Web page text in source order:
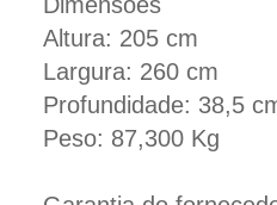
Altura: 205 cm
Largura: 260 cm
Profundidade: 38,5
Peso: 87,300 Kg